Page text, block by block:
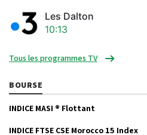
Les Dalton
10:13
Tous les programmes TV
BOURSE
INDICE MASI ® Flottant
INDICE FTSE CSE Morocco 15 Index